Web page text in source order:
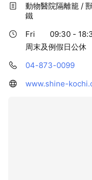
動物醫院隔離籠 /
鐵
Fri
09:30 -
周末及例假日公休
04-873-0099
www.shine-